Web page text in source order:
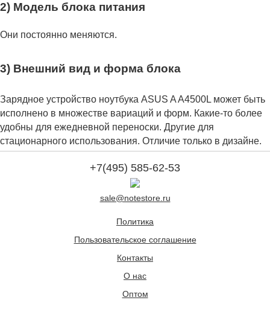
2) Модель блока питания
Они постоянно меняются.
3) Внешний вид и форма блока
Зарядное устройство ноутбука ASUS A A4500L может быть
исполнено в множестве вариаций и форм. Какие-то более
удобны для ежедневной переноски. Другие для
стационарного использования. Отличие только в дизайне.
+7(495) 585-62-53
sale@notestore.ru
Политика
Пользовательское соглашение
Контакты
О нас
Оптом